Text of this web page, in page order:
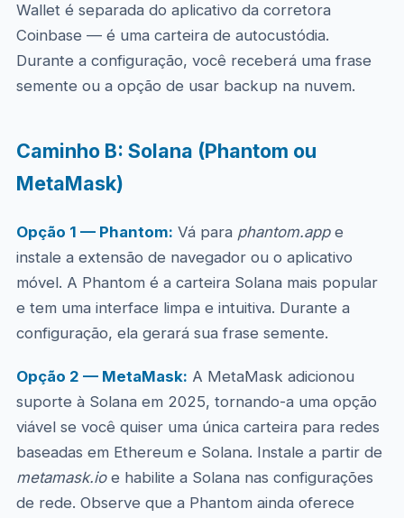
Wallet é separada do aplicativo da corretora
Coinbase — é uma carteira de autocustódia.
Durante a configuração, você receberá uma frase
semente ou a opção de usar backup na nuvem.
Caminho B: Solana (Phantom ou
MetaMask)
Opção 1 — Phantom: Vá para phantom.appe
instale a extensão de navegador ou o aplicativo
móvel. A Phantom é a carteira Solana mais popular
e tem uma interface limpa e intuitiva. Durante a
configuração, ela gerará sua frase semente.
Opção 2 — MetaMask: A MetaMask adicionou
suporte à Solana em 2025, tornando-a uma opção
viável se você quiser uma única carteira para redes
baseadas em Ethereum e Solana. Instale a partir de
metamask.ioe habilite a Solana nas configurações
de rede. Observe que a Phantom ainda oferece